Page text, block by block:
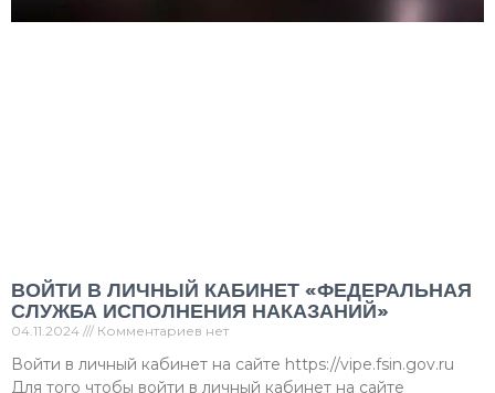
ВОЙТИ В ЛИЧНЫЙ КАБИНЕТ «ФЕДЕРАЛЬНАЯ
СЛУЖБА ИСПОЛНЕНИЯ НАКАЗАНИЙ»
04.11.2024 Комментариев нет
Войти в личный кабинет на сайте https://vipe.fsin.gov.ru
Для того чтобы войти в личный кабинет на сайте